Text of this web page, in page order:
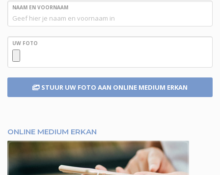
NAAM EN VOORNAAM
UW FOTO
STUUR UW FOTO AAN ONLINE MEDIUM ERKAN
ONLINE MEDIUM ERKAN